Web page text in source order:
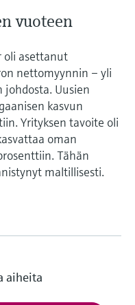
vuoteen
oli asettanut
nettomyynnin – yli
johdosta. Uusien
kasvun
Yrityksen tavoite oli
oman
Tähän
maltillisesti.
aiheita